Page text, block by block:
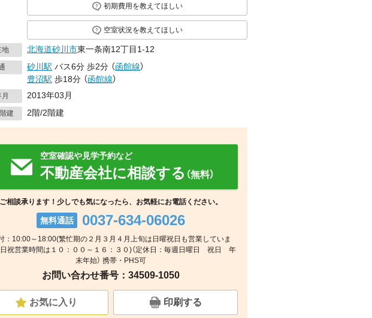
その他 その他 その他
初期費用を教えてほしい
空室状況を教えてほしい
地 北海道砂川市東一条南12丁目1-12
砂川駅 バス6分 歩2分 （函館線）
豊沼駅 歩18分 （函館線）
2013年03月
建 2階/2階建
空室確認や見学予約など
不動産会社に相談する （無料）
ご相談承ります！少しでも気になったら、お気軽にお電話ください。
無料通話 0037-634-06026
：10:00～18:00(繁忙期の２月３月４月上旬は日曜祝日も営業していま
祝営業時間は１０：００～１６：３０)（定休日：毎週日曜日 祝日 年
末年始） 携帯・PHS可
お問い合わせ番号：34509-1050
お気に入り 印刷する